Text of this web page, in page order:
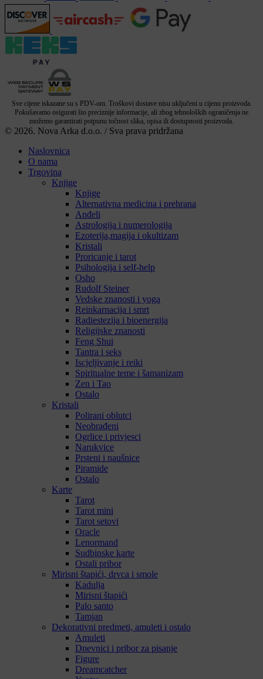
Sve cijene iskazane su s PDV-om. Troškovi dostave nisu uključeni u cijenu proizvoda.
Pokušavamo osigurati što preciznije informacije, ali zbog tehnoloških ograničenja ne
možemo garantirati potpunu točnost slika, opisa ili dostupnosti proizvoda.
© 2026. Nova Arka d.o.o. / Sva prava pridržana
Naslovnica
O nama
Trgovina
Knjige
Knjige
Alternativna medicina i prehrana
Anđeli
Astrologija i numerologija
Ezoterija,magija i okultizam
Kristali
Proricanje i tarot
Psihologija i self-help
Osho
Rudolf Steiner
Vedske znanosti i yoga
Reinkarnacija i smrt
Radiestezija i bioenergija
Religijske znanosti
Feng Shui
Tantra i seks
Iscjeljivanje i reiki
Spiritualne teme i šamanizam
Zen i Tao
Ostalo
Kristali
Polirani oblutci
Neobrađeni
Ogrlice i privjesci
Narukvice
Prsteni i naušnice
Piramide
Ostalo
Karte
Tarot
Tarot mini
Tarot setovi
Oracle
Lenormand
Sudbinske karte
Ostali pribor
Mirisni štapići, drvca i smole
Kadulja
Mirisni štapići
Palo santo
Tamjan
Dekorativni predmeti, amuleti i ostalo
Amuleti
Dnevnici i pribor za pisanje
Figure
Dreamcatcher